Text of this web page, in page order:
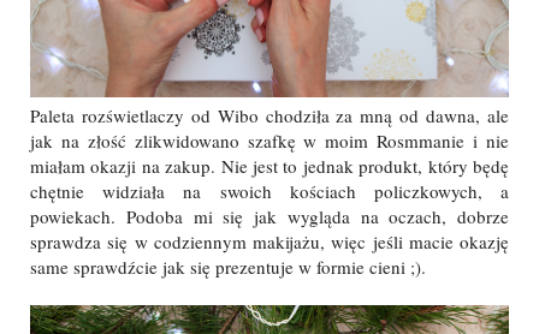
Paleta rozświetlaczy od Wibo chodziła za mną od dawna, ale
jak na złość zlikwidowano szafkę w moim Rosmmanie i nie
miałam okazji na zakup. Nie jest to jednak produkt, który będę
chętnie widziała na swoich kościach policzkowych, a
powiekach. Podoba mi się jak wygląda na oczach, dobrze
sprawdza się w codziennym makijażu, więc jeśli macie okazję
same sprawdźcie jak się prezentuje w formie cieni ;).